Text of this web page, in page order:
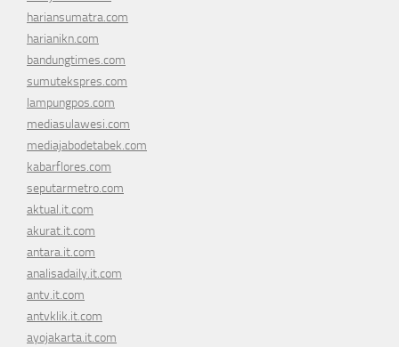
hariansumatra.com
harianikn.com
bandungtimes.com
sumutekspres.com
lampungpos.com
mediasulawesi.com
mediajabodetabek.com
kabarflores.com
seputarmetro.com
aktual.it.com
akurat.it.com
antara.it.com
analisadaily.it.com
antv.it.com
antvklik.it.com
ayojakarta.it.com